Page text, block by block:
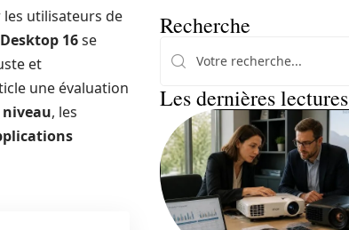
les utilisateurs de
16se
et
une évaluation
niveau, les
Recherche
Les dernières lectures